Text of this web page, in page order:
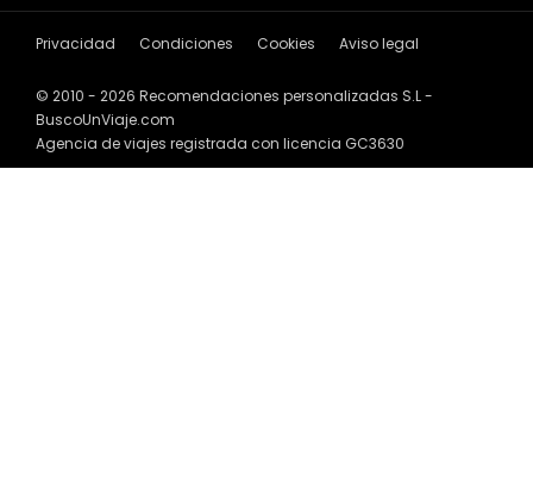
Privacidad Condiciones Cookies Aviso legal
© 2010 - 2026 Recomendaciones personalizadas S.L -
BuscoUnViaje.com
Agencia de viajes registrada con licencia GC3630